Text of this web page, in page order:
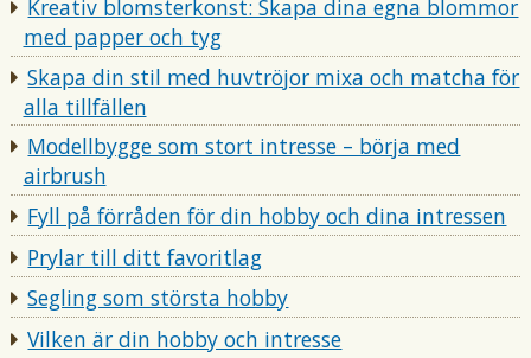
Kreativ blomsterkonst: Skapa dina egna blommor
med papper och tyg
Skapa din stil med huvtröjor mixa och matcha för
alla tillfällen
Modellbygge som stort intresse – börja med
airbrush
Fyll på förråden för din hobby och dina intressen
Prylar till ditt favoritlag
Segling som största hobby
Vilken är din hobby och intresse